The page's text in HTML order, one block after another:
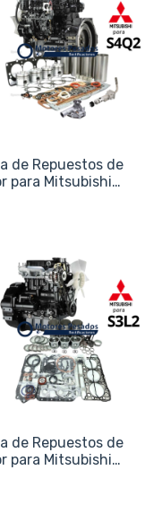
de Repuestos de
para Mitsubishi
de Repuestos de
para Mitsubishi